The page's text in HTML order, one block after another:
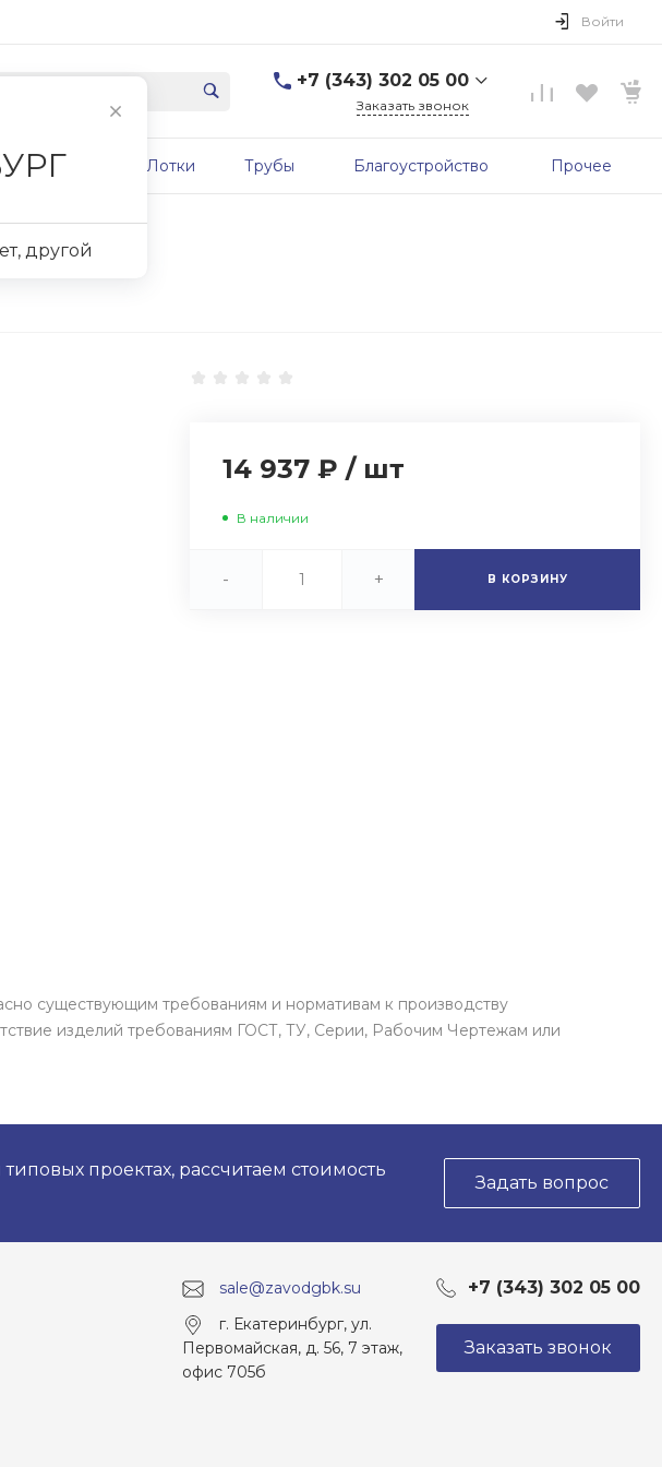
Войти
+7 (343) 302 05 00
г. Екатеринбург, ул.
Заказать звонок
Лотки Трубы Благоустройство Прочее
14 937 ₽ / шт
В наличии
- + В КОРЗИНУ
существующим требованиям и нормативам к производству
изделий требованиям ГОСТ, ТУ, Серии, Рабочим Чертежам или
проектах, рассчитаем стоимость
Задать вопрос
sale@zavodgbk.su +7 (343) 302 05 00
г. Екатеринбург, ул.
Первомайская, д. 56, 7 этаж,
офис 705б
Заказать звонок
другой